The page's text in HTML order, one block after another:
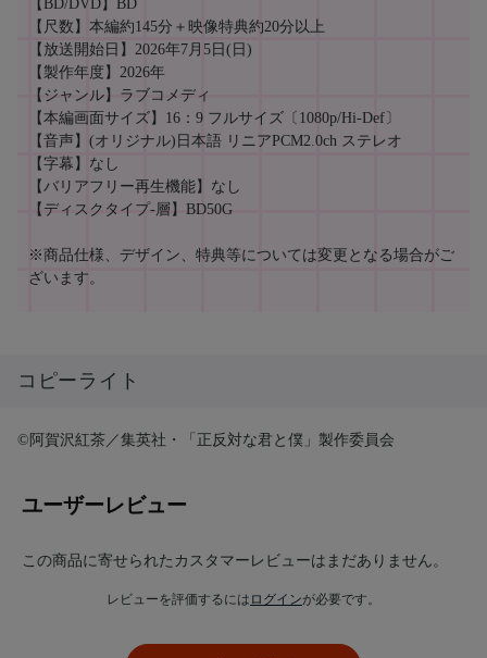
【BD/DVD】BD
【尺数】本編約145分＋映像特典約20分以上
【放送開始日】2026年7月5日(日)
【製作年度】2026年
【ジャンル】ラブコメディ
【本編画面サイズ】16：9 フルサイズ〔1080p/Hi-Def〕
【音声】(オリジナル)日本語 リニアPCM2.0ch ステレオ
【字幕】なし
【バリアフリー再生機能】なし
【ディスクタイプ-層】BD50G
※商品仕様、デザイン、特典等については変更となる場合がご
ざいます。
コピーライト
©阿賀沢紅茶／集英社・「正反対な君と僕」製作委員会
ユーザーレビュー
この商品に寄せられたカスタマーレビューはまだありません。
レビューを評価するには ログインが必要です。